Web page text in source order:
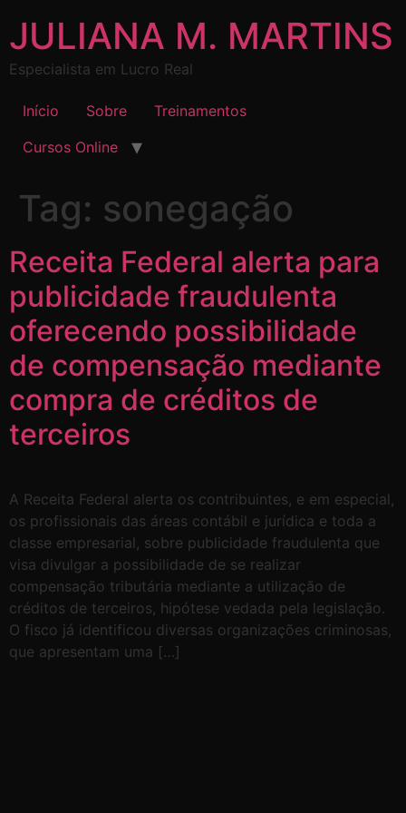
JULIANA M. MARTINS
Especialista em Lucro Real
Início Sobre
Treinamentos
Cursos Online
Tag: sonegação
Receita Federal alerta para
publicidade fraudulenta
oferecendo possibilidade
de compensação mediante
compra de créditos de
terceiros
A Receita Federal alerta os contribuintes, e em especial,
os profissionais das áreas contábil e jurídica e toda a
classe empresarial, sobre publicidade fraudulenta que
visa divulgar a possibilidade de se realizar
compensação tributária mediante a utilização de
créditos de terceiros, hipótese vedada pela legislação.
O fisco já identificou diversas organizações criminosas,
que apresentam uma […]